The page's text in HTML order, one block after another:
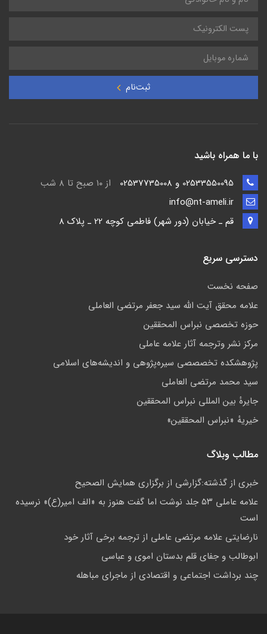
ثبت‌نام
با ما همراه باشید
از ۱۰ صبح تا ۸ شب
قم ـ خيابان (دور شهر) فاطمي كوچه 22 ـ پلاک 8
دسترسی سریع
صفحه نخست
علامه محقق آیت الله سید جعفر مرتضی العاملی
حوزه تخصصی نبراس المحققین
مركز نشر وترجمه آثار علامه عاملی
پژوهشكده تخصصصى سیره‌پژوهی و اندیشه‌های اسلامی
سید محمد مرتضی العاملی
جايرهٔ بین المللی نبراس المحققین
خيريهٔ «نبراس المحققين»
مطالب وبلاگ
خبري از گذشته:گزارشى از برگزارى همايش الصحيح
علامه عاملی ۵۳ جلد نوشت اما گفت هنوز به «الف امیر(ع)» نرسیده
است
نارضایتی علامه مرتضی عاملی از ترجمه برخی آثار خود
ابوطالب و جفای قلم بدستان اموی و عباسی
چند برداشت اجتماعی و اقتصادی از ماجرای مباهله